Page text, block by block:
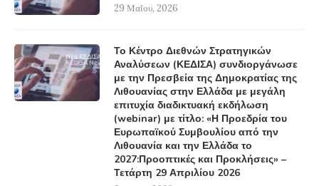
29 Μαΐου, 2026
Το Κέντρο Διεθνών Στρατηγικών
Αναλύσεων (ΚΕΔΙΣΑ) συνδιοργάνωσε
με την Πρεσβεία της Δημοκρατίας της
Λιθουανίας στην Ελλάδα με μεγάλη
επιτυχία διαδικτυακή εκδήλωση
(webinar) με τίτλο: «Η Προεδρία του
Ευρωπαϊκού Συμβουλίου από την
Λιθουανία και την Ελλάδα το
2027:Προοπτικές και Προκλήσεις» –
Τετάρτη 29 Απριλίου 2026